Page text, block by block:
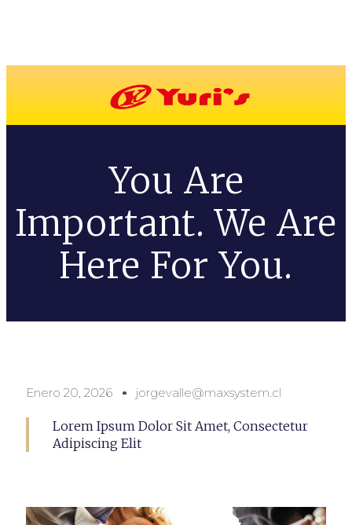
You Are
Important. We Are
Here For You.
Enero 20, 2026 jorgevalle@maxsystem.cl
Lorem Ipsum Dolor Sit Amet, Consectetur
Adipiscing Elit